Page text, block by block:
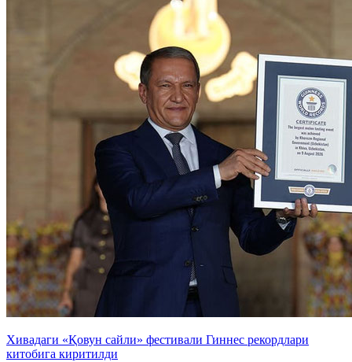
Хивадаги «Қовун сайли» фестивали Гиннес рекордлари
китобига киритилди